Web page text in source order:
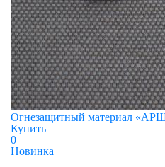
Огнезащитный материал
Купить
0
Новинка